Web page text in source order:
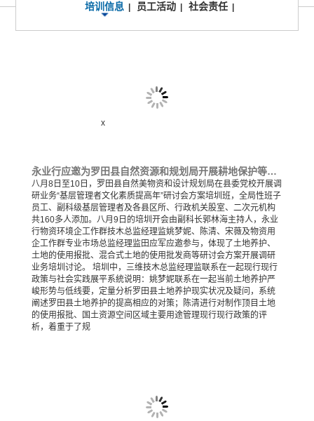
x
培训信息 员工活动 社会责任
永业行应邀为罗田县自然资源和规划局开展耕地保护等专题培训交流
八月8日至10日，罗田县自然美物资和设计规划局在县委党校开展调
研业务“基层管理者文化素质提高年”研讨会方案培圳班，全局性班子
员工、副科级基层管理者及各县区所、行政机关股室、二次元机构
共160多人添加。八月9日的培圳开会由副科长郭林海主持人，永业
行物资环境企工作群技木总监经理监姚梦妮、陈清、宋薇及物资用
企工作群专业市场总监经理监田应军应邀参与，体现了土地养护、
土地的使用报批、混合式土地的使用批发商等研讨会方案开展调研
业务培圳讨论。 培圳中，三维技木总监经理监联系在一起现行现行
政策与社会实践展平系統说明：姚梦妮联系在一起当前土地养护严
峻形势与低线要，定量分析罗田县土地养护现实状况及疑问，系统
阐述罗田县土地养护的提高相应的对策；陈清进行对制作顶目土地
的使用报批、国土资源空间区域主要用途管理现行现行政策的评
析，着重于了规